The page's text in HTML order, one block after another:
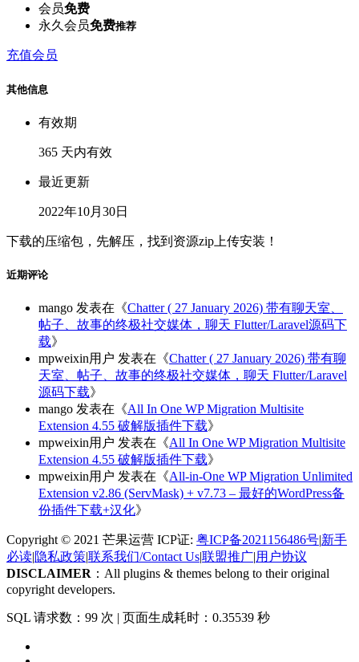
会员免费
永久会员免费推荐
充值会员
其他信息
有效期
365 天内有效
最近更新
2022年10月30日
下载的压缩包，先解压，找到资源zip上传安装！
近期评论
mango 发表在《Chatter ( 27 January 2026) 带有聊天室、
帖子、故事的终极社交媒体，聊天 Flutter/Laravel源码下
载》
mpweixin用户 发表在《Chatter ( 27 January 2026) 带有聊
天室、帖子、故事的终极社交媒体，聊天 Flutter/Laravel
源码下载》
mango 发表在《All In One WP Migration Multisite
Extension 4.55 破解版插件下载》
mpweixin用户 发表在《All In One WP Migration Multisite
Extension 4.55 破解版插件下载》
mpweixin用户 发表在《All-in-One WP Migration Unlimited
Extension v2.86 (ServMask) + v7.73 – 最好的WordPress备
份插件下载+汉化》
Copyright © 2021 芒果运营 ICP证: 粤ICP备2021156486号|新手
必读|隐私政策|联系我们/Contact Us|联盟推广|用户协议
DISCLAIMER ：All plugins & themes belong to their original
copyright developers.
SQL 请求数：99 次 | 页面生成耗时：0.35539 秒